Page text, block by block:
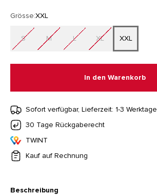
Grösse:XXL
S M L XL XXL
In den Warenkorb
Sofort verfügbar, Lieferzeit: 1-3 Werktage
30 Tage Rückgaberecht
TWINT
Kauf auf Rechnung
Beschreibung